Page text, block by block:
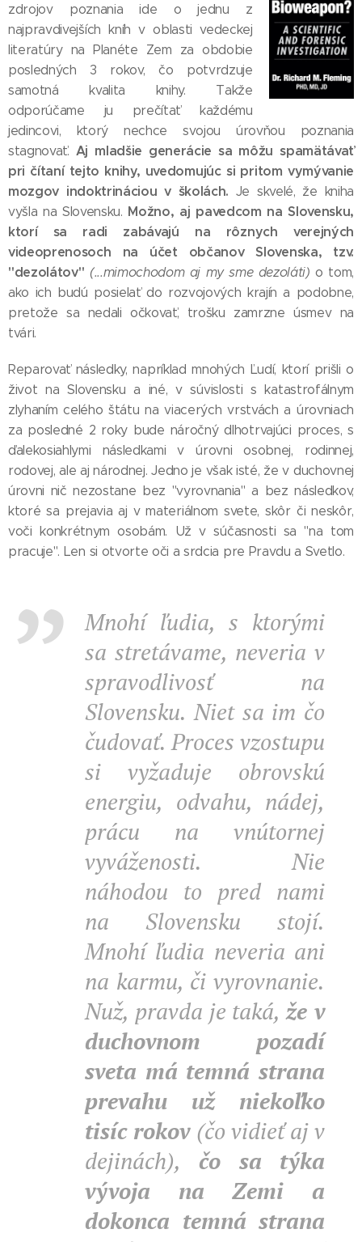
zdrojov poznania ide o jednu z
najpravdivejších kníh v oblasti vedeckej
literatúry na Planéte Zem za obdobie
posledných 3 rokov, čo potvrdzuje
samotná kvalita knihy. Takže
odporúčame ju prečítať každému
jedincovi, ktorý nechce svojou úrovňou poznania
stagnovať. Aj mladšie generácie sa môžu spamätávať
pri čítaní tejto knihy, uvedomujúc si pritom vymývanie
mozgov indoktrináciou v školách. Je skvelé, že kniha
vyšla na Slovensku. Možno, aj pavedcom na Slovensku,
ktorí sa radi zabávajú na rôznych verejných
videoprenosoch na účet občanov Slovenska, tzv.
"dezolátov" (...mimochodom aj my sme dezoláti) o tom,
ako ich budú posielať do rozvojových krajín a podobne,
pretože sa nedali očkovať, trošku zamrzne úsmev na
tvári.
Reparovať následky, napríklad mnohých Ľudí, ktorí prišli o
život na Slovensku a iné, v súvislosti s katastrofálnym
zlyhaním celého štátu na viacerých vrstvách a úrovniach
za posledné 2 roky bude náročný dlhotrvajúci proces, s
ďalekosiahlymi následkami v úrovni osobnej, rodinnej,
rodovej, ale aj národnej. Jedno je však isté, že v duchovnej
úrovni nič nezostane bez "vyrovnania" a bez následkov,
ktoré sa prejavia aj v materiálnom svete, skôr či neskôr,
voči konkrétnym osobám. Už v súčasnosti sa "na tom
pracuje". Len si otvorte oči a srdcia pre Pravdu a Svetlo.
Mnohí ľudia, s ktorými
sa stretávame, neveria v
spravodlivosť na
Slovensku. Niet sa im čo
čudovať. Proces vzostupu
si vyžaduje obrovskú
energiu, odvahu, nádej,
prácu na vnútornej
vyváženosti. Nie
náhodou to pred nami
na Slovensku stojí.
Mnohí ľudia neveria ani
na karmu, či vyrovnanie.
Nuž, pravda je taká,že v
duchovnom pozadí
sveta má temná strana
prevahu už niekoľko
tisíc rokov (čo vidieť aj v
dejinách), čo sa týka
vývoja na Zemi a
dokonca temná strana